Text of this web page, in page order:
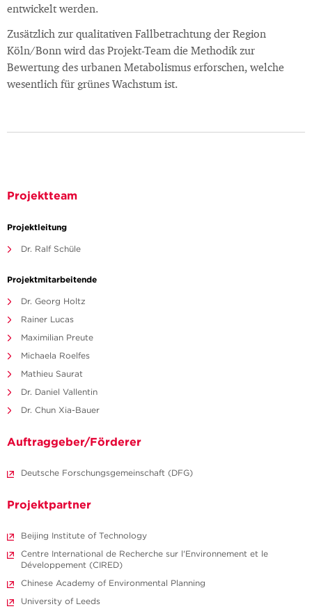
entwickelt werden.
Zusätzlich zur qualitativen Fallbetrachtung der Region
Köln/Bonn wird das Projekt-Team die Methodik zur
Bewertung des urbanen Metabolismus erforschen, welche
wesentlich für grünes Wachstum ist.
Projektteam
Projektleitung
Dr. Ralf Schüle
Projektmitarbeitende
Dr. Georg Holtz
Rainer Lucas
Maximilian Preute
Michaela Roelfes
Mathieu Saurat
Dr. Daniel Vallentin
Dr. Chun Xia-Bauer
Auftraggeber/Förderer
Deutsche Forschungsgemeinschaft (DFG)
Projektpartner
Beijing Institute of Technology
Centre International de Recherche sur l'Environnement et le
Développement (CIRED)
Chinese Academy of Environmental Planning
University of Leeds